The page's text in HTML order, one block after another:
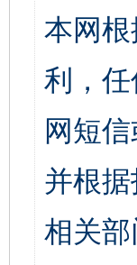
本网
利，
网短
并根
相关